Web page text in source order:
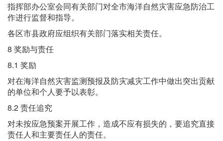
指挥部办公室会同有关部门对全市海洋自然灾害应急防治工
作进行监督和指导。
各区市县政府应组织有关部门落实相关责任。
8 奖励与责任
8.1 奖励
对在海洋自然灾害监测预报及防灾减灾工作中做出突出贡献
的单位和个人要予以表彰。
8.2 责任追究
对未按应急预案开展工作，造成不应有损失的，要追究直接
责任人和主要责任人的责任。